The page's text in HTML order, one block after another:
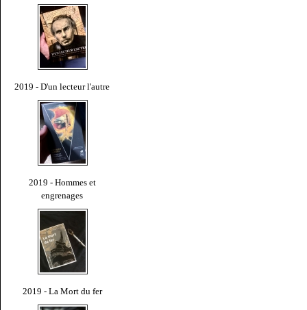
2019 - D'un lecteur l'autre
2019 - Hommes et
engrenages
2019 - La Mort du fer